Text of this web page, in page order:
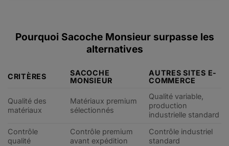
Pourquoi Sacoche Monsieur surpasse les
alternatives
CRITÈRES
SACOCHE
MONSIEUR
AUTRES SITES E-
COMMERCE
Qualité des
matériaux
Matériaux premium
sélectionnés
Qualité variable,
production
industrielle standard
Contrôle
qualité
Contrôle premium
avant expédition
Contrôle industriel
standard